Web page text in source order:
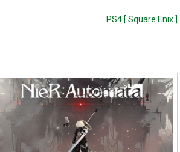
PS4 [ Square Enix ]